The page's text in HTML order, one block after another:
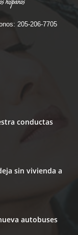
205-206-7705
conductas
sin vivienda a
autobuses